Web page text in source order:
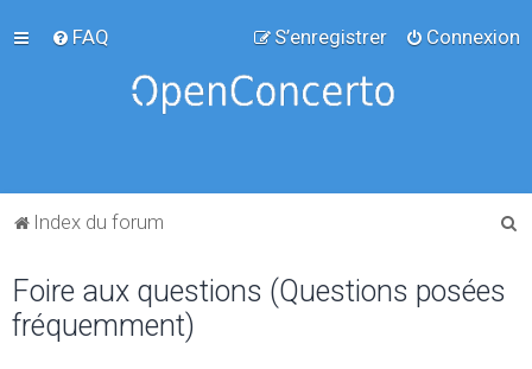
FAQ Connexion
S’enregistrer
Index du forum
Foire aux questions (Questions posées
fréquemment)